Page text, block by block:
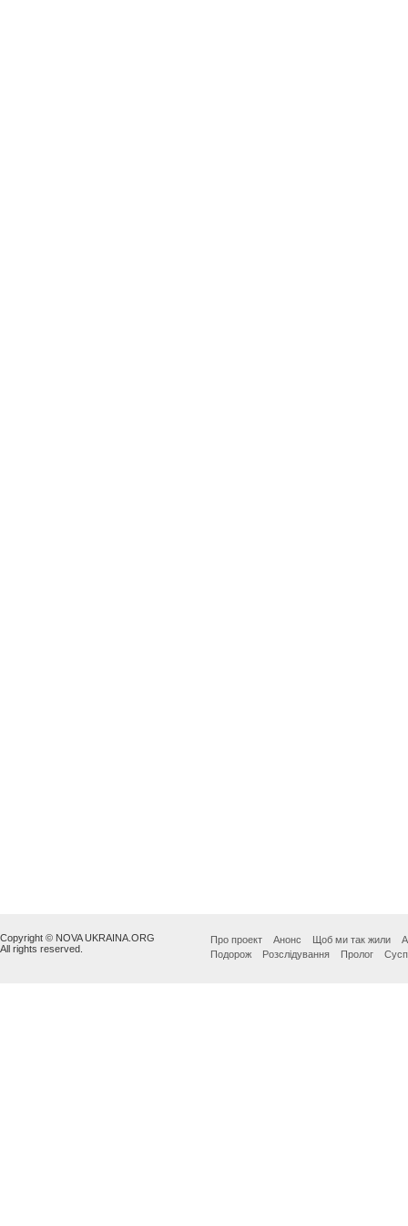
Copyright © NOVA UKRAINA.ORG
All rights reserved.
Про проект Анонс Щоб ми так жили
Подорож
Розслідування Пролог